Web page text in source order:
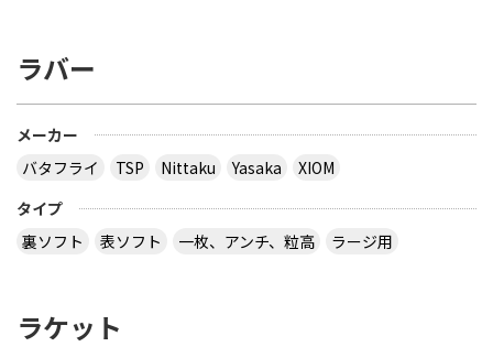
ラバー
メーカー
バタフライ
TSP Nittaku Yasaka
XIOM
タイプ
裏ソフト
表ソフト 一枚、アンチ、粒高 ラージ用
ラケット